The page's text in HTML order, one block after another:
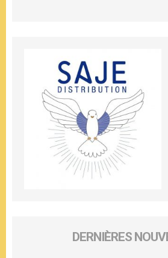
DERNIÈRES